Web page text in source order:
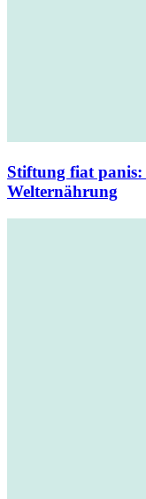
Stiftung fiat panis:
Welternährung